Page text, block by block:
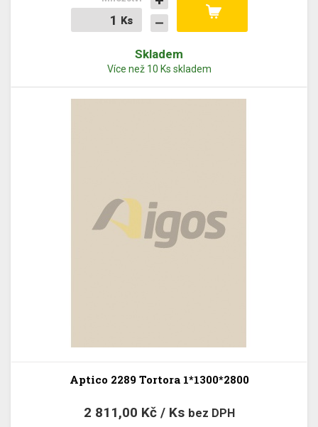
Ks
Ks
Skladem
Více než 10 Ks skladem
Aptico 2289 Tortora 1*1300*2800
2 811,00 Kč / Ks bez DPH